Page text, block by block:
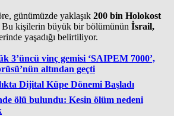
günümüzde yaklaşık 200 bin Holokost
Bu kişilerin büyük bir bölümünün İsrail,
yaşadığı belirtiliyor.
3’üncü vinç gemisi ‘SAIPEM 7000’,
altından geçti
Dijital Küpe Dönemi Başladı
ölü bulundu: Kesin ölüm nedeni